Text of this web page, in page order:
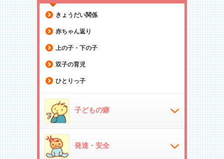
きょうだい関係
赤ちゃん返り
上の子・下の子
双子の育児
ひとりっ子
子どもの癖
発達・安全